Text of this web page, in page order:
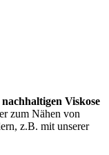
nachhaltigen Viskose
zum Nähen von
z.B. mit unserer